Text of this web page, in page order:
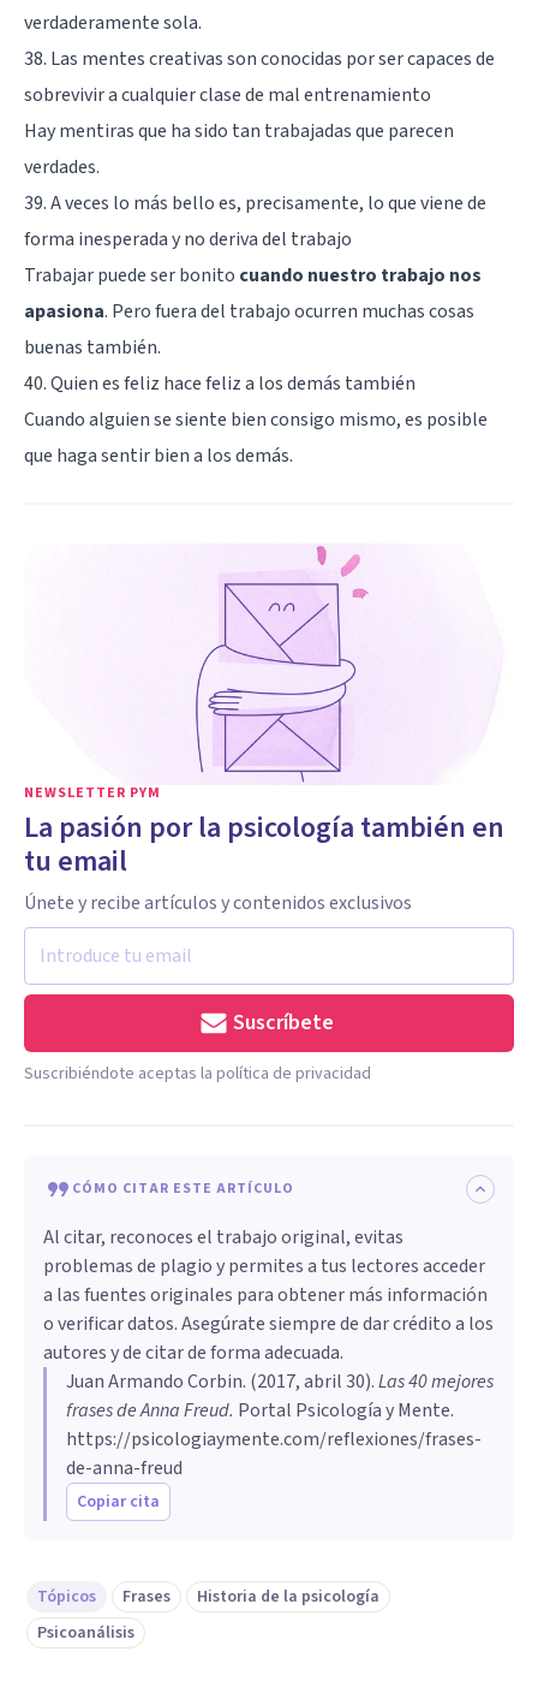
verdaderamente sola.
38. Las mentes creativas son conocidas por ser capaces de
sobrevivir a cualquier clase de mal entrenamiento
Hay mentiras que ha sido tan trabajadas que parecen
verdades.
39. A veces lo más bello es, precisamente, lo que viene de
forma inesperada y no deriva del trabajo
Trabajar puede ser bonito cuando nuestro trabajo nos
apasiona. Pero fuera del trabajo ocurren muchas cosas
buenas también.
40. Quien es feliz hace feliz a los demás también
Cuando alguien se siente bien consigo mismo, es posible
que haga sentir bien a los demás.
NEWSLETTER PYM
La pasión por la psicología también en
tu email
Únete y recibe artículos y contenidos exclusivos
Suscríbete
Suscribiéndote aceptas la política de privacidad
CÓMO CITAR ESTE ARTÍCULO
Al citar, reconoces el trabajo original, evitas
problemas de plagio y permites a tus lectores acceder
a las fuentes originales para obtener más información
o verificar datos. Asegúrate siempre de dar crédito a los
autores y de citar de forma adecuada.
Juan Armando Corbin. (2017, abril 30).Las 40 mejores
frases de Anna Freud. Portal Psicología y Mente.
https://psicologiaymente.com/reflexiones/frases-
de-anna-freud
Copiar cita
Tópicos Frases
Historia de la psicología
Psicoanálisis